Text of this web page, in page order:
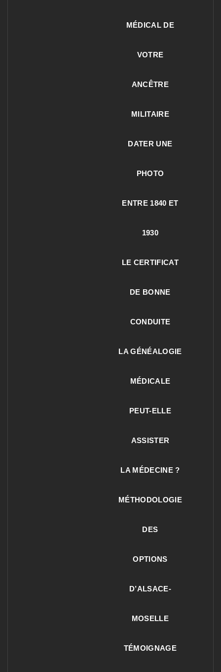
MÉDICAL DE
VOTRE
ANCÊTRE
MILITAIRE
DATER UNE
PHOTO
ENTRE 1840 ET
1930
LE CERTIFICAT
DE BONNE
CONDUITE
LA GÉNÉALOGIE
MÉDICALE
PEUT-ELLE
ASSISTER
LA MÉDECINE ?
MÉTHODOLOGIE
DES
OPTIONS
D’ALSACE-
MOSELLE
TÉMOIGNAGE